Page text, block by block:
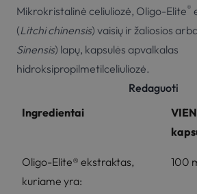
Mikrokristalinė celiuliozė, Oligo-Elite®
(Litchi chinensis) vaisių ir žaliosios
Sinensis) lapų, kapsulės apvalkalas
hidroksipropilmetilceliuliozė.
Redaguoti
Ingredientai
Oligo-Elite® ekstraktas,
kuriame yra:
100